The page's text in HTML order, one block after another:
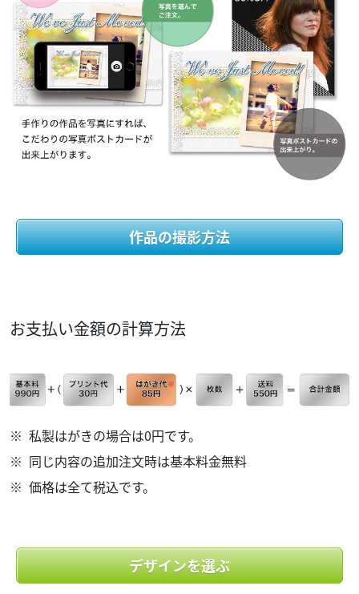
作品の撮影方法
お支払い金額の計算方法
私製はがきの場合は0円です。
同じ内容の追加注文時は基本料金無料
価格は全て税込です。
デザインを選ぶ